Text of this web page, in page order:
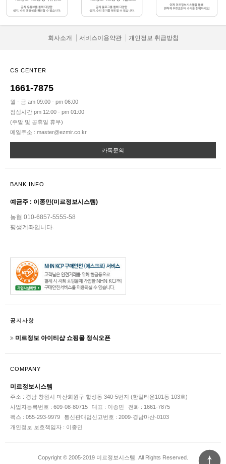
회사소개 서비스이용약관 개인정보 취급방침
CS CENTER
1661-7875
월 - 금 am 09:00 - pm 06:00
점심시간 pm 12:00 - pm 01:00
(주말 및 공휴일 휴무)
메일주소 : master@ezmir.co.kr
카톡문의
BANK INFO
예금주 : 이종민(미르정보시스템)
농협 010-6857-5555-58
평생계좌입니다.
공지사항
미르정보 아이티샵 쇼핑몰 정식오픈
COMPANY
미르정보시스템
주소 : 경남 창원시 마산회원구 합성동 340-5번지 (한일타운101동 103호)
사업자등록번호 : 609-08-80715
대표 : 이종민
전화 : 1661-7875
팩스 : 055-293-9979
통신판매업신고번호 : 2009-경남마산-0103
개인정보 보호책임자 : 이종민
Copyright © 2005-2019 미르정보시스템. All Rights Reserved.